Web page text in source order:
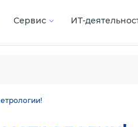
Сервис ИТ-